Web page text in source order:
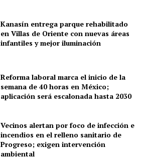
Kanasín entrega parque rehabilitado
en Villas de Oriente con nuevas áreas
infantiles y mejor iluminación
Reforma laboral marca el inicio de la
semana de 40 horas en México;
aplicación será escalonada hasta 2030
Vecinos alertan por foco de infección e
incendios en el relleno sanitario de
Progreso; exigen intervención
ambiental